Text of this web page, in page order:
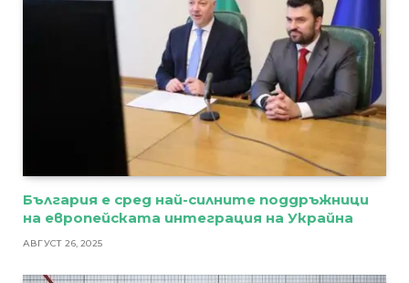
България е сред най-силните поддръжници
на европейската интеграция на Украйна
АВГУСТ 26, 2025